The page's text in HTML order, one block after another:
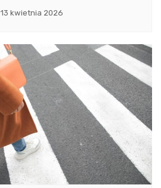
13 kwietnia 2026